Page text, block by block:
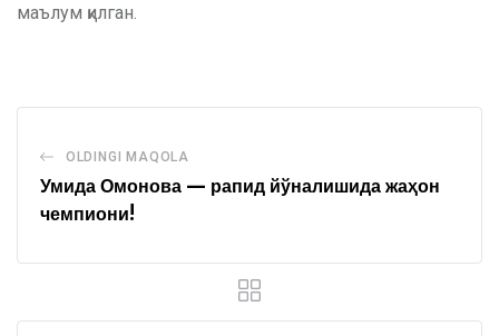
маълум қилган.
OLDINGI MAQOLA
Умида Омонова — рапид йўналишида жаҳон
чемпиони!